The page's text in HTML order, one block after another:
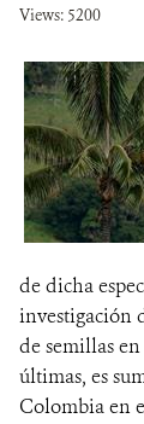
Views: 5200
de dicha
investigación
de semillas
últimas, es
Colombia en